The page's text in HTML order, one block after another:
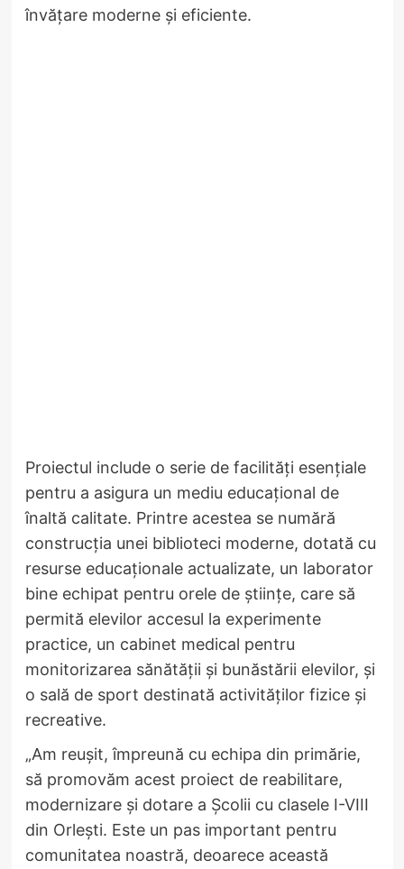
învățare moderne și eficiente.
Proiectul include o serie de facilități esențiale
pentru a asigura un mediu educațional de
înaltă calitate. Printre acestea se numără
construcția unei biblioteci moderne, dotată cu
resurse educaționale actualizate, un laborator
bine echipat pentru orele de științe, care să
permită elevilor accesul la experimente
practice, un cabinet medical pentru
monitorizarea sănătății și bunăstării elevilor, și
o sală de sport destinată activităților fizice și
recreative.
„Am reușit, împreună cu echipa din primărie,
să promovăm acest proiect de reabilitare,
modernizare și dotare a Școlii cu clasele I-VIII
din Orlești. Este un pas important pentru
comunitatea noastră, deoarece această